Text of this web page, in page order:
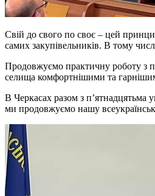
Свій до свого по своє – цей
самих закупівельників. В тому
Продовжуємо практичну роботу з
селища комфортнішими та
В Черкасах разом з п’ятнадцятьма
ми продовжуємо нашу